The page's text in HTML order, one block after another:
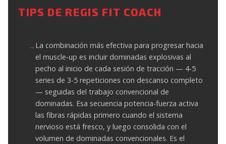
TIPS DE REGIS FIT COACH
La combinación más efectiva para progresar hacia
el muscle-up es incluir dominadas explosivas al
pecho al inicio de cada sesión de tracción — 4-5
series de 3-5 repeticiones con descanso completo
— seguidas del trabajo convencional de
dominadas. Esa secuencia potencia-fuerza activa
las fibras rápidas primero cuando el sistema
nervioso está fresco, y luego consolida con el
volumen de dominadas convencionales. Es el